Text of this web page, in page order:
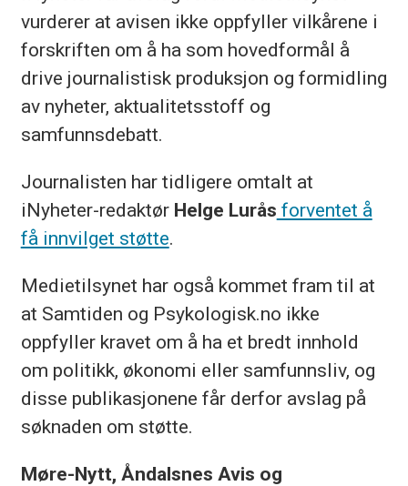
vurderer at avisen ikke oppfyller vilkårene i
forskriften om å ha som hovedformål å
drive journalistisk produksjon og formidling
av nyheter, aktualitetsstoff og
samfunnsdebatt.
Journalisten har tidligere omtalt at
iNyheter-redaktør Helge Lurås forventet å
få innvilget støtte.
Medietilsynet har også kommet fram til at
at Samtiden og Psykologisk.no ikke
oppfyller kravet om å ha et bredt innhold
om politikk, økonomi eller samfunnsliv, og
disse publikasjonene får derfor avslag på
søknaden om støtte.
Møre-Nytt, Åndalsnes Avis og